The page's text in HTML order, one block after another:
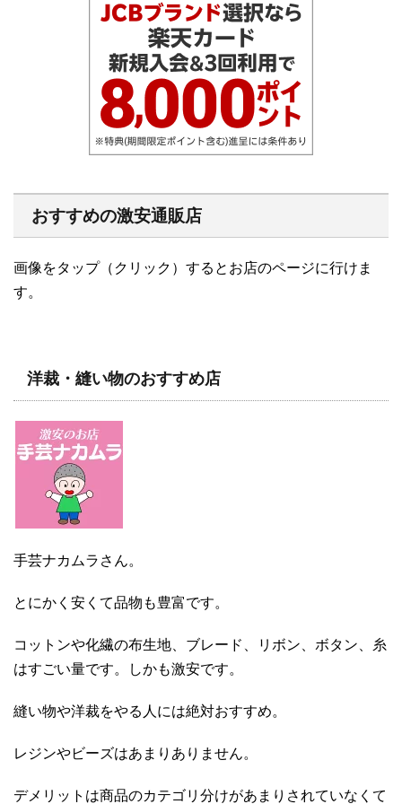
おすすめの激安通販店
画像をタップ（クリック）するとお店のページに行けま
す。
洋裁・縫い物のおすすめ店
手芸ナカムラさん。
とにかく安くて品物も豊富です。
コットンや化繊の布生地、ブレード、リボン、ボタン、糸
はすごい量です。しかも激安です。
縫い物や洋裁をやる人には絶対おすすめ。
レジンやビーズはあまりありません。
デメリットは商品のカテゴリ分けがあまりされていなくて